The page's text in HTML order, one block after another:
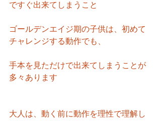
ですぐ出来てしまうこと
ゴールデンエイジ期の子供は、初めて
チャレンジする動作でも、
手本を見ただけで出来てしまうことが
多々あります
大人は、動く前に動作を理性で理解し